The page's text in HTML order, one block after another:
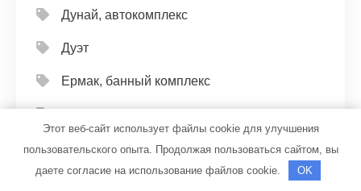
Дунай, автокомплекс
Дуэт
Ермак, банный комплекс
Жара, оздоровительный центр
Этот веб-сайт использует файлы cookie для улучшения
пользовательского опыта. Продолжая пользоваться сайтом, вы
даете согласие на использование файлов cookie.
OK